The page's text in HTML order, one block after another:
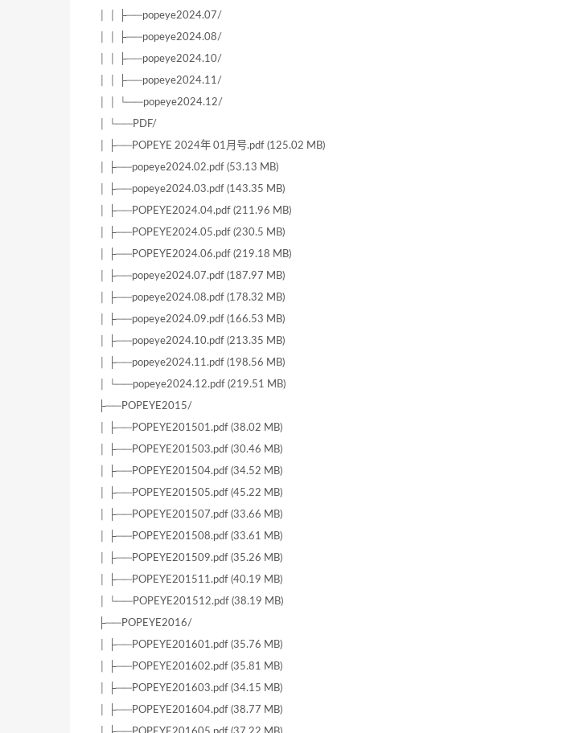
│ │ ├──popeye2024.07/
│ │ ├──popeye2024.08/
│ │ ├──popeye2024.10/
│ │ ├──popeye2024.11/
│ │ └──popeye2024.12/
│ └──PDF/
│ ├──POPEYE 2024年 01月号.pdf (125.02 MB)
│ ├──popeye2024.02.pdf (53.13 MB)
│ ├──popeye2024.03.pdf (143.35 MB)
│ ├──POPEYE2024.04.pdf (211.96 MB)
│ ├──POPEYE2024.05.pdf (230.5 MB)
│ ├──POPEYE2024.06.pdf (219.18 MB)
│ ├──popeye2024.07.pdf (187.97 MB)
│ ├──popeye2024.08.pdf (178.32 MB)
│ ├──popeye2024.09.pdf (166.53 MB)
│ ├──popeye2024.10.pdf (213.35 MB)
│ ├──popeye2024.11.pdf (198.56 MB)
│ └──popeye2024.12.pdf (219.51 MB)
├──POPEYE2015/
│ ├──POPEYE201501.pdf (38.02 MB)
│ ├──POPEYE201503.pdf (30.46 MB)
│ ├──POPEYE201504.pdf (34.52 MB)
│ ├──POPEYE201505.pdf (45.22 MB)
│ ├──POPEYE201507.pdf (33.66 MB)
│ ├──POPEYE201508.pdf (33.61 MB)
│ ├──POPEYE201509.pdf (35.26 MB)
│ ├──POPEYE201511.pdf (40.19 MB)
│ └──POPEYE201512.pdf (38.19 MB)
├──POPEYE2016/
│ ├──POPEYE201601.pdf (35.76 MB)
│ ├──POPEYE201602.pdf (35.81 MB)
│ ├──POPEYE201603.pdf (34.15 MB)
│ ├──POPEYE201604.pdf (38.77 MB)